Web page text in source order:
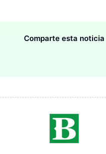
Comparte esta noticia